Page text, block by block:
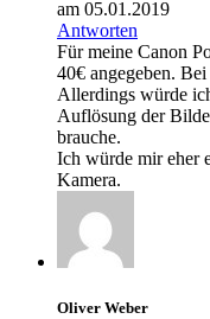
am 05.01.2019
Antworten
Für meine Canon
40€ angegeben.
Allerdings würde
Auflösung der
brauche.
Ich würde mir eher
Kamera.
Oliver Weber